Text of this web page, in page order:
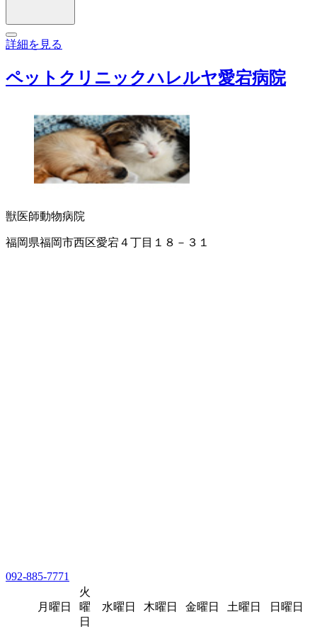
詳細を見る
ペットクリニックハレルヤ愛宕病院
獣医師動物病院
福岡県福岡市西区愛宕４丁目１８－３１
092-885-7771
月曜日
火
曜
日
水曜日 木曜日 金曜日 土曜日 日曜日